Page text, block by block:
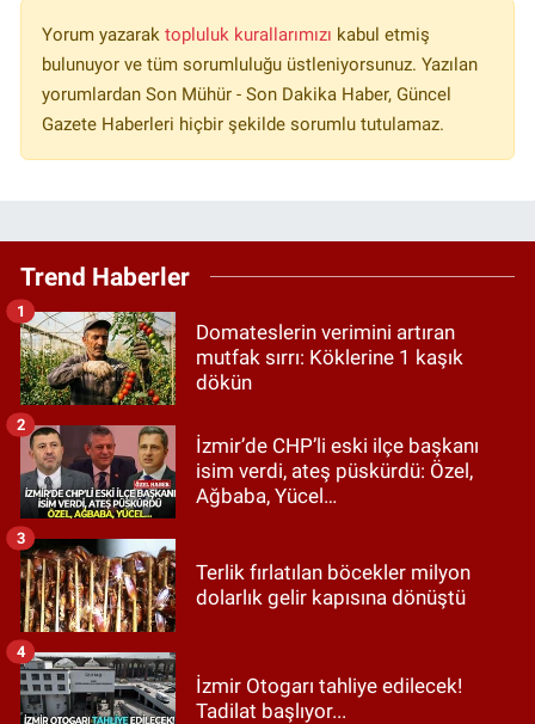
Yorum yazarak topluluk kurallarımızı kabul etmiş
bulunuyor ve tüm sorumluluğu üstleniyorsunuz. Yazılan
yorumlardan Son Mühür - Son Dakika Haber, Güncel
Gazete Haberleri hiçbir şekilde sorumlu tutulamaz.
Trend Haberler
Domateslerin verimini artıran
mutfak sırrı: Köklerine 1 kaşık
dökün
1
İzmir’de CHP’li eski ilçe başkanı
isim verdi, ateş püskürdü: Özel,
Ağbaba, Yücel…
2
Terlik fırlatılan böcekler milyon
dolarlık gelir kapısına dönüştü
3
İzmir Otogarı tahliye edilecek!
Tadilat başlıyor...
4